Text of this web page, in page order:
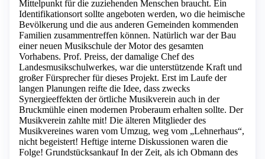
Mittelpunkt für die zuziehenden Menschen braucht. Ein
Identifikationsort sollte angeboten werden, wo die heimische
Bevölkerung und die aus anderen Gemeinden kommenden
Familien zusammentreffen können. Natürlich war der Bau
einer neuen Musikschule der Motor des gesamten
Vorhabens. Prof. Preiss, der damalige Chef des
Landesmusikschulwerkes, war die unterstützende Kraft und
großer Fürsprecher für dieses Projekt. Erst im Laufe der
langen Planungen reifte die Idee, dass zwecks
Synergieeffekten der örtliche Musikverein auch in der
Bruckmühle einen modernen Proberaum erhalten sollte. Der
Musikverein zahlte mit! Die älteren Mitglieder des
Musikvereines waren vom Umzug, weg vom „Lehnerhaus“,
nicht begeistert! Heftige interne Diskussionen waren die
Folge! Grundstücksankauf In der Zeit, als ich Obmann des